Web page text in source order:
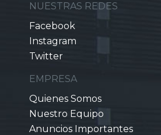
NUESTRAS REDES
Facebook
Instagram
Twitter
EMPRESA
Quienes Somos
Nuestro Equipo
Anuncios Importantes